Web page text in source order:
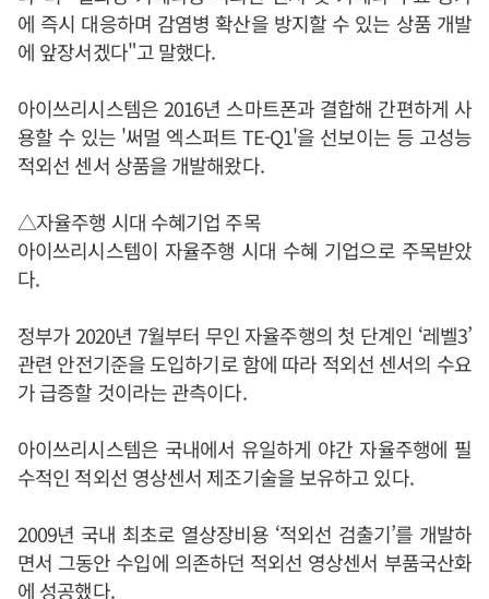
에 즉시 대응하며 감염병 확산을 방지할 수 있는 상품 개발
에 앞장서겠다"고 말했다.
아이쓰리시스템은 2016년 스마트폰과 결합해 간편하게 사
용할 수 있는 '써멀 엑스퍼트 TE-Q1'을 선보이는 등 고성능
적외선 센서 상품을 개발해왔다.
△자율주행 시대 수혜기업 주목
아이쓰리시스템이 자율주행 시대 수혜 기업으로 주목받았
다.
정부가 2020년 7월부터 무인 자율주행의 첫 단계인 ‘레벨3’
관련 안전기준을 도입하기로 함에 따라 적외선 센서의 수요
가 급증할 것이라는 관측이다.
아이쓰리시스템은 국내에서 유일하게 야간 자율주행에 필
수적인 적외선 영상센서 제조기술을 보유하고 있다.
2009년 국내 최초로 열상장비용 ‘적외선 검출기’를 개발하
면서 그동안 수입에 의존하던 적외선 영상센서 부품국산화
에 성공했다.